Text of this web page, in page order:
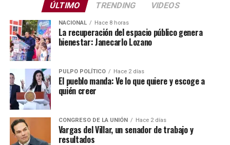
ÚLTIMO TRENDING VIDEOS
NACIONAL Hace 8 horas
La recuperación del espacio público genera
bienestar: Janecarlo Lozano
PULPO POLÍTICO Hace 2 días
El pueblo manda: Ve lo que quiere y escoge a
quién creer
CONGRESO DE LA UNIÓN Hace 2 días
Vargas del Villar, un senador de trabajo y
resultados